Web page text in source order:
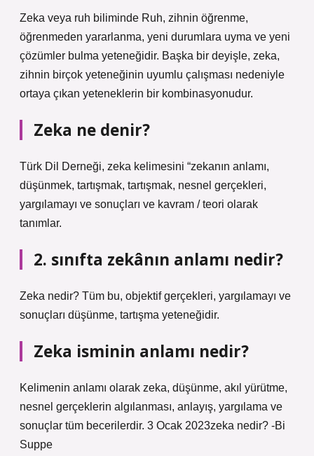
Zeka veya ruh biliminde Ruh, zihnin öğrenme,
öğrenmeden yararlanma, yeni durumlara uyma ve yeni
çözümler bulma yeteneğidir. Başka bir deyişle, zeka,
zihnin birçok yeteneğinin uyumlu çalışması nedeniyle
ortaya çıkan yeteneklerin bir kombinasyonudur.
Zeka ne denir?
Türk Dil Derneği, zeka kelimesini “zekanın anlamı,
düşünmek, tartışmak, tartışmak, nesnel gerçekleri,
yargılamayı ve sonuçları ve kavram / teori olarak
tanımlar.
2. sınıfta zekânın anlamı nedir?
Zeka nedir? Tüm bu, objektif gerçekleri, yargılamayı ve
sonuçları düşünme, tartışma yeteneğidir.
Zeka isminin anlamı nedir?
Kelimenin anlamı olarak zeka, düşünme, akıl yürütme,
nesnel gerçeklerin algılanması, anlayış, yargılama ve
sonuçlar tüm becerilerdir. 3 Ocak 2023zeka nedir? -Bi
Suppe